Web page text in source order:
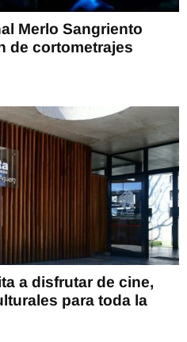
Merlo Sangriento
de cortometrajes
a disfrutar de cine,
para toda la